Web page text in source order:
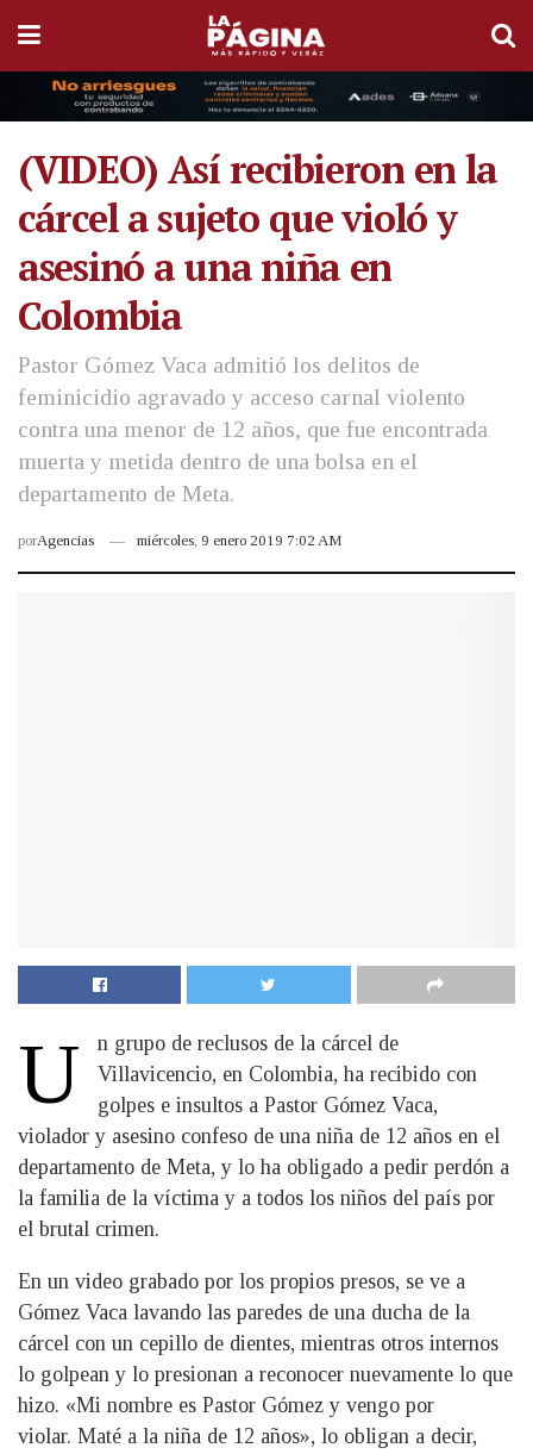
(VIDEO) Así recibieron en la
cárcel a sujeto que violó y
asesinó a una niña en
Colombia
Pastor Gómez Vaca admitió los delitos de
feminicidio agravado y acceso carnal violento
contra una menor de 12 años, que fue encontrada
muerta y metida dentro de una bolsa en el
departamento de Meta.
porAgencias miércoles, 9 enero 2019 7:02 AM
U
n grupo de reclusos de la cárcel de
Villavicencio, en Colombia, ha recibido con
golpes e insultos a Pastor Gómez Vaca,
violador y asesino confeso de una niña de 12 años en el
departamento de Meta, y lo ha obligado a pedir perdón a
la familia de la víctima y a todos los niños del país por
el brutal crimen.
En un video grabado por los propios presos, se ve a
Gómez Vaca lavando las paredes de una ducha de la
cárcel con un cepillo de dientes, mientras otros internos
lo golpean y lo presionan a reconocer nuevamente lo que
hizo. «Mi nombre es Pastor Gómez y vengo por
violar. Maté a la niña de 12 años», lo obligan a decir,